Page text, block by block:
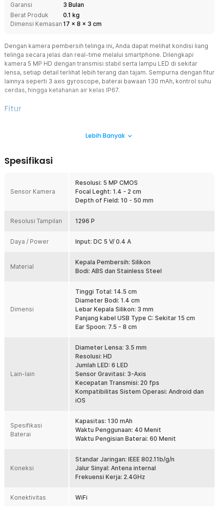
Garansi
3 Bulan
Berat Produk
0.1 kg
Dimensi Kemasan 17 x 8 x 3 cm
Dengan kamera pembersih telinga ini, Anda dapat melihat kondisi liang
telinga secara jelas dan real-time melalui smartphone. Dilengkapi
kamera 5 MP HD dengan transmisi stabil serta lampu LED di sekitar
lensa, setiap detail terlihat lebih terang dan tajam. Sempurna dengan fitur
lainnya seperti 3 axis gyroscope, baterai bawaan 130 mAh, kontrol suhu
cerdas, hingga ketahanan air kelas IP67.
Fitur
Kamera pembersih telinga dilengkapi resolusi hingga 5 MP HD
dalam telinga dengan pencahayaan optimal, bahkan di area gelap
Navigasi yang Mudah
Dilengkapi teknologi 3-axis gyroscope yang memungkinkan rotasi
360° tanpa blind spot. Gambar tetap stabil dan tidak goyang,
aman.
Dilengkapi fitur kontrol suhu pintar dengan suhu kerja sekitar 25 °C
dengan suhu tubuh (sekitar 33 °C), sehingga memberikan
kenyamanan maksimal selama penggunaan.
Selain kamera pembersih, Anda juga akan mendapatkan berbagai
jenis kepala pembersih seperti sendok telinga dengan ukuran
berbeda dan spiral cleaner untuk kotoran membandel. Tersedia
juga kuas mini untuk membersihkan kamera dari kotoran atau debu
Tidak perlu pengaturan yang rumit, Anda hanya perlu mengunduh
aplikasi yang diperlukan dan menyalakan kamera endoskopi.
Menggunakan koneksi WiFi 2.4 GHz dengan kecepatan tinggi,
menghadirkan transmisi gambar yang stabil tanpa delay. Tampilan
real-time lebih lancar dengan frame rate hingga 20 fps.
Tahan Air & Mudah Dibersihkan
dibersihkan dengan mudah setelah digunakan. Jadi Anda tidak
perlu takut kamera pembersih rusak saat dibersihkan sehingga
tetap higienis dan siap dipakai kapan saja.
Dengan baterai bawaan rechargeable berkapasitas 130 mAh, Anda
dapat menggunakan kamera endoskopi ini tanpa kabel yang
menjuntai, membuat Anda dapat bergerak dengan bebas. Saat
yang tersedia hingga penuh.
Lebih Banyak
Spesifikasi
Sensor Kamera
Resolusi: 5 MP CMOS
Focal Leght: 1.4 - 2 cm
Depth of Field: 10 - 50 mm
Resolusi Tampilan 1296 P
Daya / Power Input: DC 5 V/ 0.4 A
Material
Kepala Pembersih: Silikon
Bodi: ABS dan Stainless Steel
Dimensi
Tinggi Total: 14.5 cm
Diameter Bodi: 1.4 cm
Lebar Kepala Silikon: 3 mm
Panjang kabel USB Type C: Sekitar 15 cm
Ear Spoon: 7.5 - 8 cm
Lain-lain
Diameter Lensa: 3.5 mm
Resolusi: HD
Jumlah LED: 6 LED
Sensor Gravitasi: 3-Axis
Kecepatan Transmisi: 20 fps
Kompatibilitas Sistem Operasi: Android dan
iOS
Spesifikasi
Baterai
Kapasitas: 130 mAh
Waktu Penggunaan: 40 Menit
Waktu Pengisian Baterai: 60 Menit
Koneksi
Standar Jaringan: IEEE 802.11b/g/n
Jalur Sinyal: Antena internal
Frekuensi Kerja: 2.4GHz
Konektivitas WiFi